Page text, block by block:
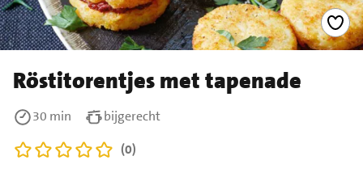
Röstitorentjes met tapenade
30 min
bijgerecht
(0)